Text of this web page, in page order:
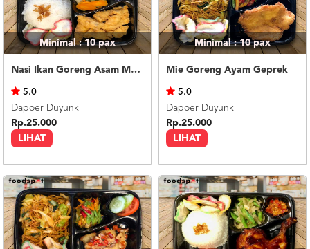
Minimal : 10pax
Nasi Ikan Goreng Asam Manis
LIHAT
5.0
Dapoer Duyunk
Rp.25.000
Minimal : 10pax
Mie Goreng Ayam Geprek
LIHAT
5.0
Dapoer Duyunk
Rp.25.000